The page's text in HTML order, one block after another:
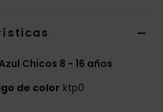
Chicos 8 - 16 años
de color ktp0